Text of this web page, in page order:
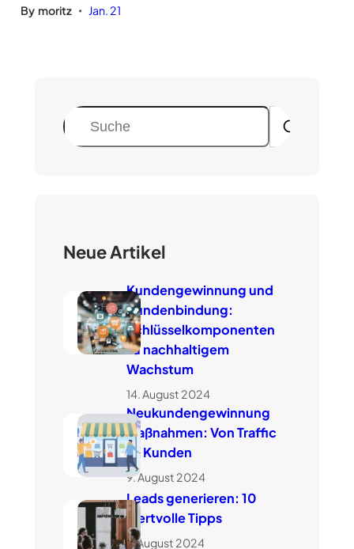
By moritz • Jan. 21
S
u
Neue Artikel
Kundengewinnung und
Kundenbindung:
Schlüsselkomponenten
zu nachhaltigem
Wachstum
14. August 2024
Neukundengewinnung
Maßnahmen: Von Traffic
zu Kunden
9. August 2024
Leads generieren: 10
wertvolle Tipps
7. August 2024